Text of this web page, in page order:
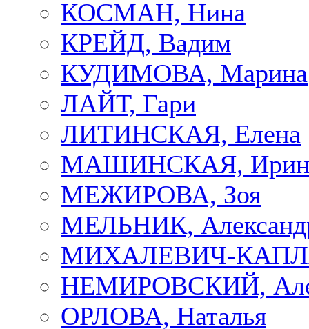
КОСМАН, Нина
КРЕЙД, Вадим
КУДИМОВА, Марина
ЛАЙТ, Гари
ЛИТИНСКАЯ, Елена
МАШИНСКАЯ,
МЕЖИРОВА, Зоя
МЕЛЬНИК,
МИХАЛЕВИЧ-
НЕМИРОВСКИЙ,
ОРЛОВА, Наталья